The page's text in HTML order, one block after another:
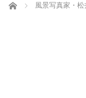
ホーム 風景写真家・